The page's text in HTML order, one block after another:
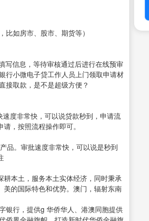
如房市、股市、期货等）
写信息，等待审核通过后进行在线预审
行小微电子贷工作人员上门领取申请材
接取款，是不是超级方便？
度非常快，可以说贷款秒到，申请流
，按照流程操作即可。
品。审批速度非常快，可以说是秒到
耕本土，服务本土实体经济，同时秉承
美的国际特色和优势。澳门，辐射东南
银行，提供g 华侨华人、港澳同胞提供